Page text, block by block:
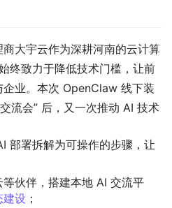
大宇云作为深耕河南的云计算
终致力于降低技术门槛，让前
业。本次 OpenClaw 线下装
流会” 后，又一次推动 AI 技术
部署拆解为可操作的步骤，让
等伙伴，搭建本地 AI 交流平
建设 ；